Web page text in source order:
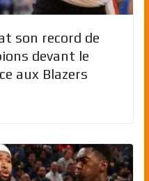
son record de
devant le
aux Blazers